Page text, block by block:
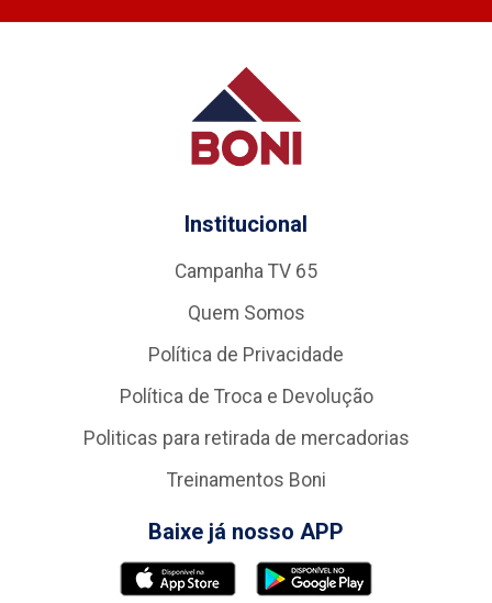
Institucional
Campanha TV 65
Quem Somos
Política de Privacidade
Política de Troca e Devolução
Politicas para retirada de mercadorias
Treinamentos Boni
Baixe já nosso APP